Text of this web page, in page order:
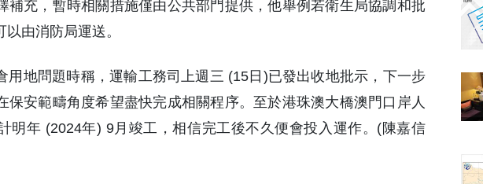
補充，暫時相關措施僅由公共部門提供，他舉例若衛生局協調和批
由消防局運送。
用地問題時稱，運輸工務司上週三 (15日)已發出收地批示，下一步
保安範疇角度希望盡快完成相關程序。至於港珠澳大橋澳門口岸人
明年 (2024年) 9月竣工，相信完工後不久便會投入運作。(陳嘉信